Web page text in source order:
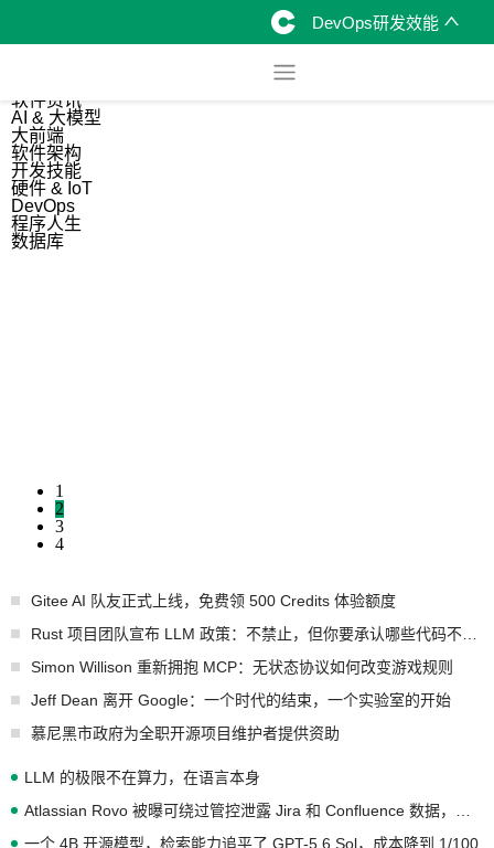
DevOps研发效能
软件资讯
AI & 大模型
大前端
软件架构
开发技能
硬件 & IoT
DevOps
程序人生
数据库
1
2
3
4
Gitee AI 队友正式上线，免费领 500 Credits 体验额度
Simon Willison 重新拥抱 MCP：无状态协议如何改变游戏规则
Jeff Dean 离开 Google：一个时代的结束，一个实验室的开始
慕尼黑市政府为全职开源项目维护者提供资助
LLM 的极限不在算力，在语言本身
一个 4B 开源模型，检索能力追平了 GPT-5.6 Sol，成本降到 1/100